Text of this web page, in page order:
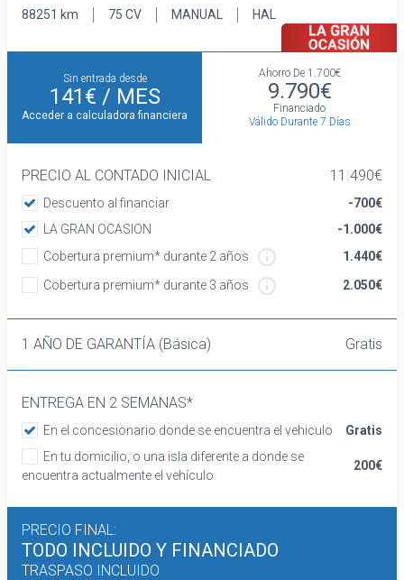
Interior
Asientos de tela (material principal) y de tela
(material secundario)
Asiento delantero del conductor y
Cierre centralizado con mando a distancia
Confort
Elevalunas eléctricos delanteros
Dirección asistida
Sistema de ventilación
Equipo de audio con radio AM/FM
Regulación de los faros con sensor de luz
ambiental
Ordenador de viaje
Seguridad
Frenos de disco
ABS
similar y mediante muelle helicoidal con
ruedas independientes, suspensión trasera
88251 km
75 CV MANUAL HAL
Sin entrada desde
141€ / MES
Acceder a calculadora financiera
Ahorro De 1.700€
9.790€
Financiado
Válido Durante 7 Días
PRECIO AL CONTADO INICIAL 11.490€
Descuento al financiar
-700€
LA GRAN OCASION
-1.000€
Cobertura premium* durante 2 años
1.440€
Cobertura premium* durante 3 años
2.050€
1 AÑO DE GARANTÍA (Básica) Gratis
ENTREGA EN 2 SEMANAS*
En el concesionario donde se encuentra el vehiculo
Gratis
En tu domicilio, o una isla diferente a donde se
encuentra actualmente el vehículo
200€
PRECIO FINAL:
TODO INCLUIDO Y FINANCIADO
TRASPASO INCLUIDO